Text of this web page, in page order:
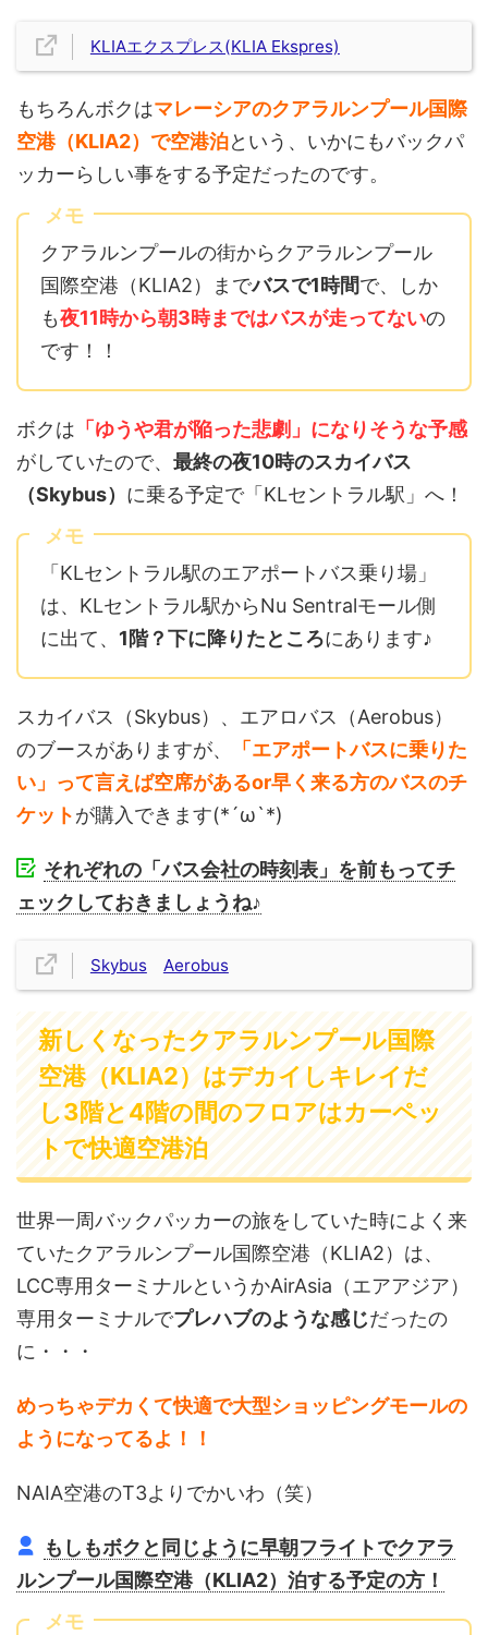
KLIAエクスプレス(KLIA Ekspres)
もちろんボクはマレーシアのクアラルンプール国際
空港（KLIA2）で空港泊という、いかにもバックパ
ッカーらしい事をする予定だったのです。
メモ
クアラルンプールの街からクアラルンプール
国際空港（KLIA2）までバスで1時間で、しか
も夜11時から朝3時まではバスが走ってないの
です！！
ボクは 「ゆうや君が陥った悲劇」になりそうな予感
がしていたので、 最終の夜10時のスカイバス
（Skybus） に乗る予定で「KLセントラル駅」へ！
メモ
「KLセントラル駅のエアポートバス乗り場」
は、KLセントラル駅からNu Sentralモール側
に出て、 1階？下に降りたところにあります♪
スカイバス（Skybus）、エアロバス（Aerobus）
のブースがありますが、
「エアポートバスに乗りた
い」って言えば空席があるor早く来る方のバスのチ
ケットが購入できます(*´ω`*)
それぞれの「バス会社の時刻表」を前もってチ
ェックしておきましょうね♪
Skybus Aerobus
新しくなったクアラルンプール国際
空港（KLIA2）はデカイしキレイだ
し3階と4階の間のフロアはカーペッ
トで快適空港泊
世界一周バックパッカーの旅をしていた時によく来
ていたクアラルンプール国際空港（KLIA2）は、
LCC専用ターミナルというかAirAsia（エアアジア）
専用ターミナルでプレハブのような感じだったの
に・・・
めっちゃデカくて快適で大型ショッピングモールの
ようになってるよ！！
NAIA空港のT3よりでかいわ（笑）
もしもボクと同じように早朝フライトでクアラ
ルンプール国際空港（KLIA2）泊する予定の方！
メモ